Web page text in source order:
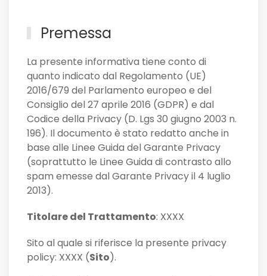
Premessa
La presente informativa tiene conto di
quanto indicato dal Regolamento (UE)
2016/679 del Parlamento europeo e del
Consiglio del 27 aprile 2016 (GDPR) e dal
Codice della Privacy (D. Lgs 30 giugno 2003 n.
196). Il documento è stato redatto anche in
base alle Linee Guida del Garante Privacy
(soprattutto le Linee Guida di contrasto allo
spam emesse dal Garante Privacy il 4 luglio
2013).
Titolare del Trattamento: XXXX
Sito al quale si riferisce la presente privacy
policy: XXXX (Sito).